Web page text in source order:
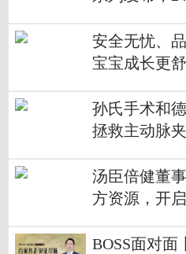
安全无忧、
宝宝成长更
孙氏手术和
拯救主动脉
汤臣倍健董
方资源，开
BOSS面对面